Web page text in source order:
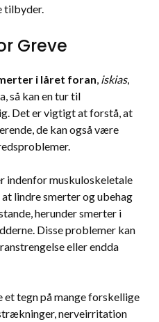
tilbyder.
Greve
i låret foran, iskias,
så kan en tur til
Det er vigtigt at forstå, at
de kan også være
indenfor muskuloskeletale
lindre smerter og ubehag
herunder smerter i
Disse problemer kan
eller endda
tegn på mange forskellige
nerveirritation